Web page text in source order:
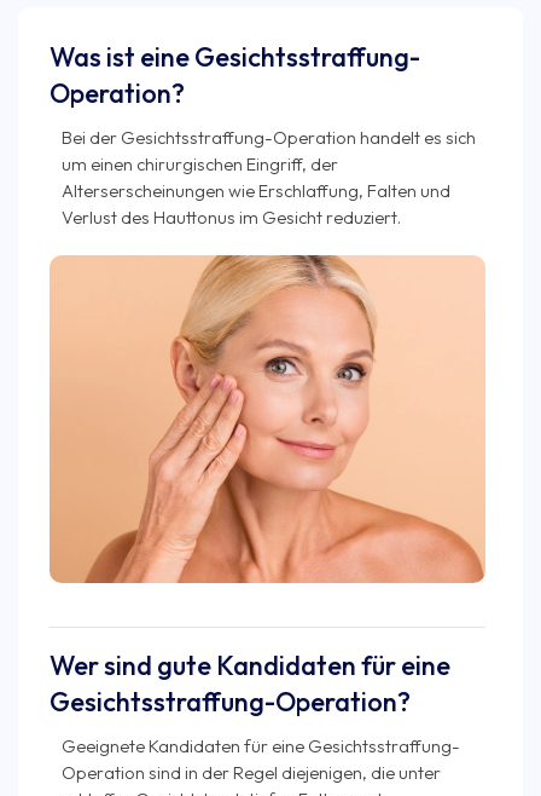
Was ist eine Gesichtsstraffung-
Operation?
Bei der Gesichtsstraffung-Operation handelt es sich
um einen chirurgischen Eingriff, der
Alterserscheinungen wie Erschlaffung, Falten und
Verlust des Hauttonus im Gesicht reduziert.
Wer sind gute Kandidaten für eine
Gesichtsstraffung-Operation?
Geeignete Kandidaten für eine Gesichtsstraffung-
Operation sind in der Regel diejenigen, die unter